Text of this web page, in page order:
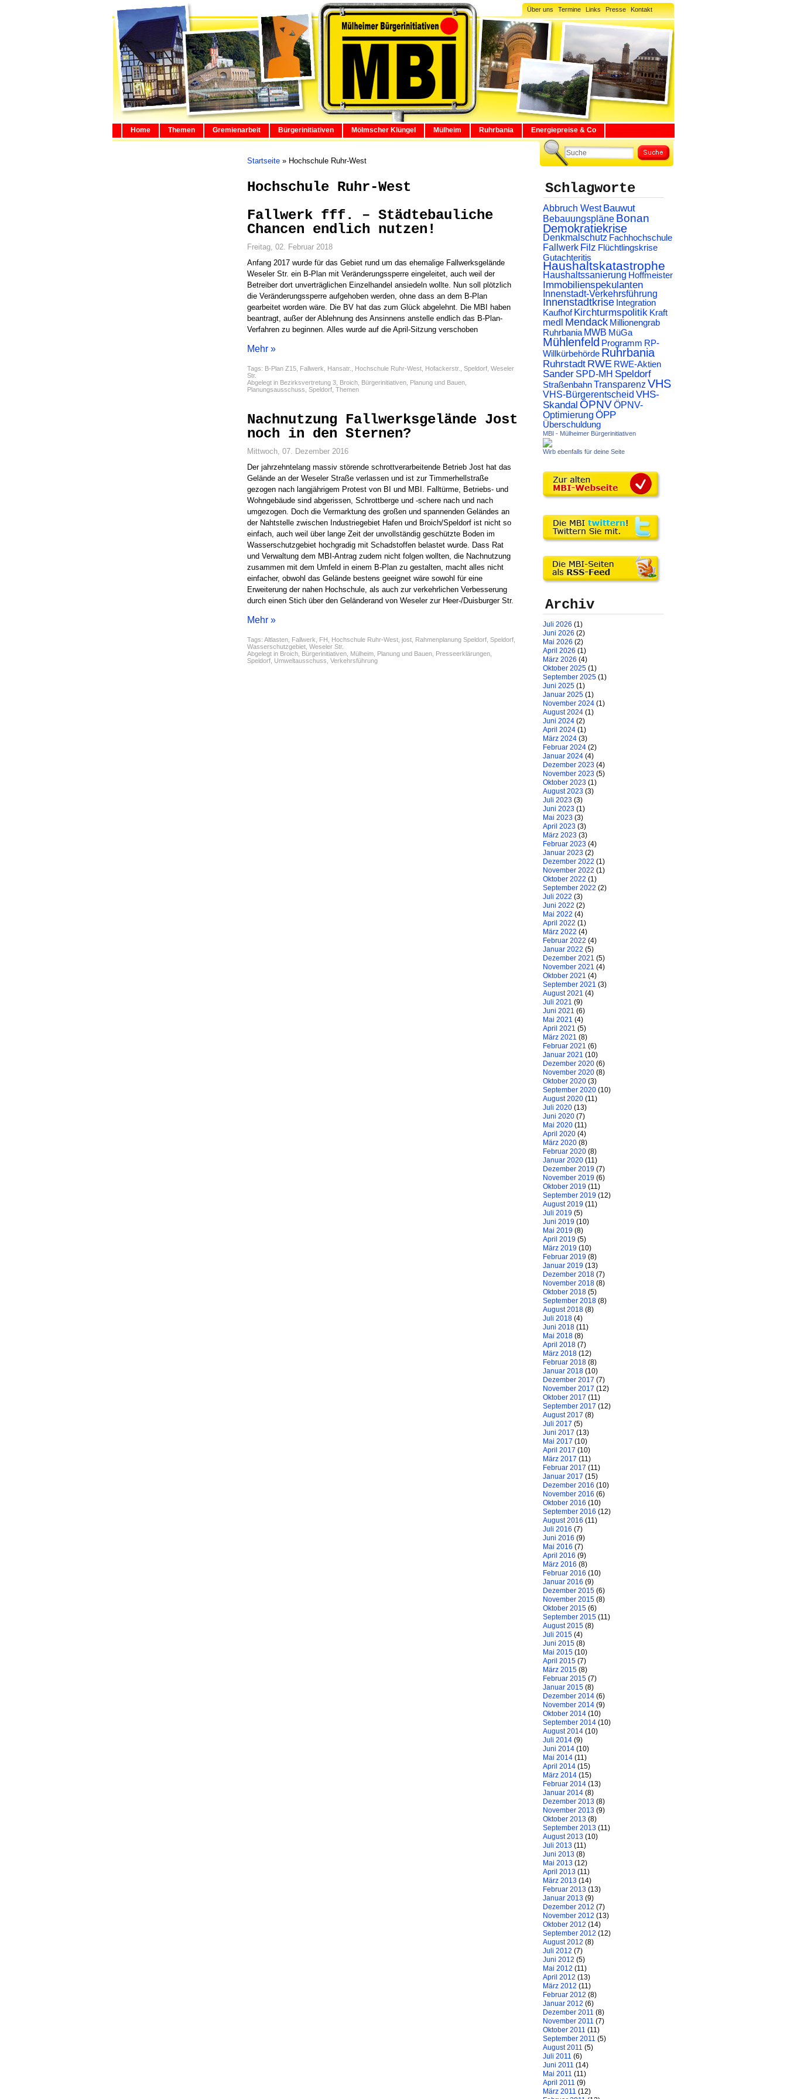
Über uns Termine Links Presse Kontakt
Home Themen Gremienarbeit Bürgerinitiativen Mölmscher Klüngel Mülheim Ruhrbania Energiepreise & Co
Startseite » Hochschule Ruhr-West
Hochschule Ruhr-West
Fallwerk fff. – Städtebauliche
Chancen endlich nutzen!
Freitag, 02. Februar 2018
Anfang 2017 wurde für das Gebiet rund um das ehemalige Fallwerksgelände
Weseler Str. ein B-Plan mit Veränderungssperre eingeleitet, auch weil der
Betreiber dort unverträglichen Einzelhandel ansiedeln wollte. Nun soll plötzlich
die Veränderungssperre aufgehoben werden, ohne dass an dem B-Plan
gearbeitet worden wäre. Die BV hat das zum Glück abgelehnt. Die MBI haben
beantragt, außer der Ablehnung des Ansinnens anstelle endlich das B-Plan-
Verfahren zu beginnen. Alles wurde auf die April-Sitzung verschoben
Mehr »
Tags: B-Plan Z15 Fallwerk Hansatr. Hochschule Ruhr-West Hofackerstr. Speldorf Weseler
Str.
Abgelegt in Bezirksvertretung 3 Broich Bürgerinitiativen Planung und Bauen
Planungsausschuss Speldorf Themen
Nachnutzung Fallwerksgelände Jost
noch in den Sternen?
Mittwoch, 07. Dezember 2016
Der jahrzehntelang massiv störende schrottverarbeitende Betrieb Jost hat das
Gelände an der Weseler Straße verlassen und ist zur Timmerhellstraße
gezogen nach langjährigem Protest von BI und MBI. Falltürme, Betriebs- und
Wohngebäude sind abgerissen, Schrottberge und -schere nach und nach
umgezogen. Doch die Vermarktung des großen und spannenden Geländes an
der Nahtstelle zwischen Industriegebiet Hafen und Broich/Speldorf ist nicht so
einfach, auch weil über lange Zeit der unvollständig geschützte Boden im
Wasserschutzgebiet hochgradig mit Schadstoffen belastet wurde. Dass Rat
und Verwaltung dem MBI-Antrag zudem nicht folgen wollten, die Nachnutzung
zusammen mit dem Umfeld in einem B-Plan zu gestalten, macht alles nicht
einfacher, obwohl das Gelände bestens geeignet wäre sowohl für eine
Erweiterung der nahen Hochschule, als auch zur verkehrlichen Verbesserung
durch einen Stich über den Geländerand von Weseler zur Heer-/Duisburger Str.
Mehr »
Tags: Altlasten Fallwerk FH Hochschule Ruhr-West jost Rahmenplanung Speldorf Speldorf
Wasserschutzgebiet Weseler Str.
Abgelegt in Broich Bürgerinitiativen Mülheim Planung und Bauen Presseerklärungen
Speldorf Umweltausschuss Verkehrsführung
Schlagworte
Abbruch West Bauwut
Bebauungspläne Bonan
Demokratiekrise
Denkmalschutz Fachhochschule
Fallwerk Filz Flüchtlingskrise
Gutachteritis
Haushaltskatastrophe
Haushaltssanierung Hoffmeister
Immobilienspekulanten
Innenstadt-Verkehrsführung
Innenstadtkrise Integration
Kaufhof Kirchturmspolitik Kraft
medl Mendack Millionengrab
Ruhrbania MWB MüGa
Mühlenfeld Programm RP-
Willkürbehörde Ruhrbania
Ruhrstadt RWE RWE-Aktien
Sander SPD-MH Speldorf
StraßenbahnTransparenz VHS
VHS-Bürgerentscheid VHS-
Skandal ÖPNVÖPNV-
Optimierung ÖPP
Überschuldung
MBI - Mülheimer Bürgerinitiativen
Wirb ebenfalls für deine Seite
Archiv
Juli 2026 (1)
Juni 2026 (2)
Mai 2026 (2)
April 2026 (1)
März 2026 (4)
Oktober 2025 (1)
September 2025 (1)
Juni 2025 (1)
Januar 2025 (1)
November 2024 (1)
August 2024 (1)
Juni 2024 (2)
April 2024 (1)
März 2024 (3)
Februar 2024 (2)
Januar 2024 (4)
Dezember 2023 (4)
November 2023 (5)
Oktober 2023 (1)
August 2023 (3)
Juli 2023 (3)
Juni 2023 (1)
Mai 2023 (3)
April 2023 (3)
März 2023 (3)
Februar 2023 (4)
Januar 2023 (2)
Dezember 2022 (1)
November 2022 (1)
Oktober 2022 (1)
September 2022 (2)
Juli 2022 (3)
Juni 2022 (2)
Mai 2022 (4)
April 2022 (1)
März 2022 (4)
Februar 2022 (4)
Januar 2022 (5)
Dezember 2021 (5)
November 2021 (4)
Oktober 2021 (4)
September 2021 (3)
August 2021 (4)
Juli 2021 (9)
Juni 2021 (6)
Mai 2021 (4)
April 2021 (5)
März 2021 (8)
Februar 2021 (6)
Januar 2021 (10)
Dezember 2020 (6)
November 2020 (8)
Oktober 2020 (3)
September 2020 (10)
August 2020 (11)
Juli 2020 (13)
Juni 2020 (7)
Mai 2020 (11)
April 2020 (4)
März 2020 (8)
Februar 2020 (8)
Januar 2020 (11)
Dezember 2019 (7)
November 2019 (6)
Oktober 2019 (11)
September 2019 (12)
August 2019 (11)
Juli 2019 (5)
Juni 2019 (10)
Mai 2019 (8)
April 2019 (5)
März 2019 (10)
Februar 2019 (8)
Januar 2019 (13)
Dezember 2018 (7)
November 2018 (8)
Oktober 2018 (5)
September 2018 (8)
August 2018 (8)
Juli 2018 (4)
Juni 2018 (11)
Mai 2018 (8)
April 2018 (7)
März 2018 (12)
Februar 2018 (8)
Januar 2018 (10)
Dezember 2017 (7)
November 2017 (12)
Oktober 2017 (11)
September 2017 (12)
August 2017 (8)
Juli 2017 (5)
Juni 2017 (13)
Mai 2017 (10)
April 2017 (10)
März 2017 (11)
Februar 2017 (11)
Januar 2017 (15)
Dezember 2016 (10)
November 2016 (6)
Oktober 2016 (10)
September 2016 (12)
August 2016 (11)
Juli 2016 (7)
Juni 2016 (9)
Mai 2016 (7)
April 2016 (9)
März 2016 (8)
Februar 2016 (10)
Januar 2016 (9)
Dezember 2015 (6)
November 2015 (8)
Oktober 2015 (6)
September 2015 (11)
August 2015 (8)
Juli 2015 (4)
Juni 2015 (8)
Mai 2015 (10)
April 2015 (7)
März 2015 (8)
Februar 2015 (7)
Januar 2015 (8)
Dezember 2014 (6)
November 2014 (9)
Oktober 2014 (10)
September 2014 (10)
August 2014 (10)
Juli 2014 (9)
Juni 2014 (10)
Mai 2014 (11)
April 2014 (15)
März 2014 (15)
Februar 2014 (13)
Januar 2014 (8)
Dezember 2013 (8)
November 2013 (9)
Oktober 2013 (8)
September 2013 (11)
August 2013 (10)
Juli 2013 (11)
Juni 2013 (8)
Mai 2013 (12)
April 2013 (11)
März 2013 (14)
Februar 2013 (13)
Januar 2013 (9)
Dezember 2012 (7)
November 2012 (13)
Oktober 2012 (14)
September 2012 (12)
August 2012 (8)
Juli 2012 (7)
Juni 2012 (5)
Mai 2012 (11)
April 2012 (13)
März 2012 (11)
Februar 2012 (8)
Januar 2012 (6)
Dezember 2011 (8)
November 2011 (7)
Oktober 2011 (11)
September 2011 (5)
August 2011 (5)
Juli 2011 (6)
Juni 2011 (14)
Mai 2011 (11)
April 2011 (9)
März 2011 (12)